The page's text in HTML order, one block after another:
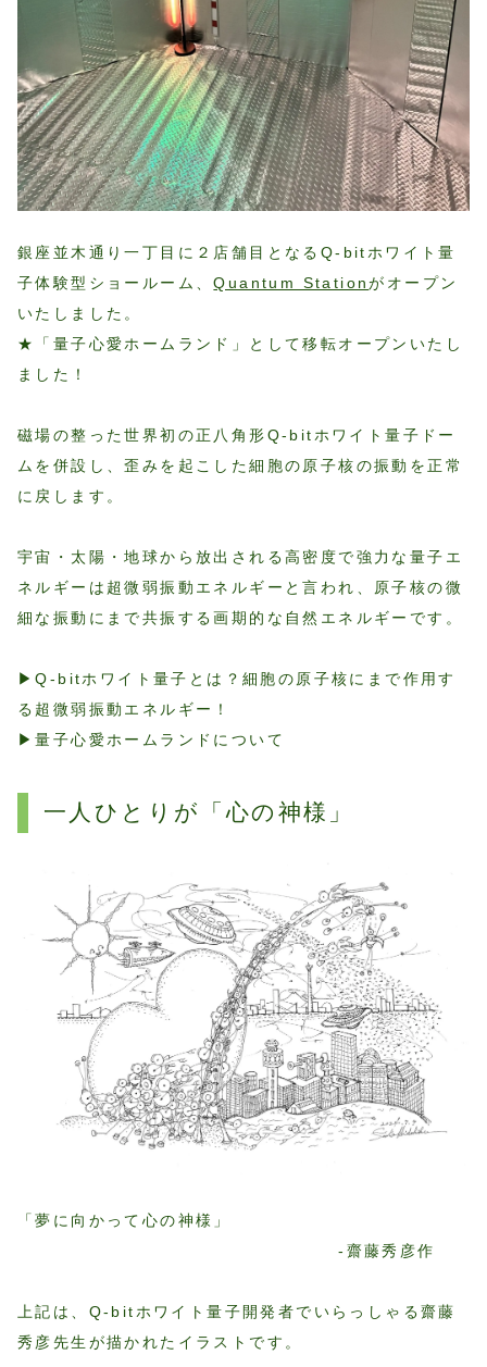
銀座並木通り一丁目に２店舗目となるQ-bitホワイト量
子体験型ショールーム、Quantum Stationがオープン
いたしました。
★「量子心愛ホームランド」として移転オープンいたし
ました！
磁場の整った世界初の正八角形Q-bitホワイト量子ドー
ムを併設し、歪みを起こした細胞の原子核の振動を正常
に戻します。
宇宙・太陽・地球から放出される高密度で強力な量子エ
ネルギーは超微弱振動エネルギーと言われ、原子核の微
細な振動にまで共振する画期的な自然エネルギーです。
▶︎Q-bitホワイト量子とは？細胞の原子核にまで作用す
る超微弱振動エネルギー！
▶︎量子心愛ホームランドについて
一人ひとりが「心の神様」
「夢に向かって心の神様」
-齋藤秀彦作
上記は、Q-bitホワイト量子開発者でいらっしゃる齋藤
秀彦先生が描かれたイラストです。